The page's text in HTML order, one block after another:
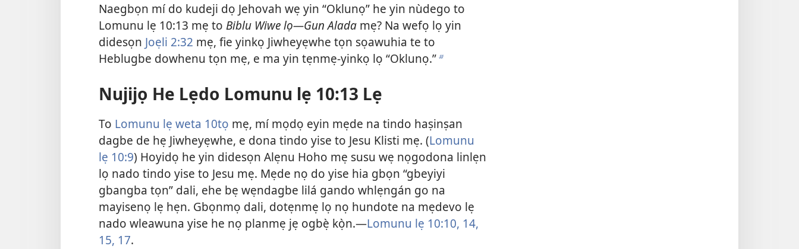
Naegbọn mí do kudeji dọ Jehovah wẹ yin “Oklunọ” he yin nùdego to
Lomunu lẹ 10:13 mẹ to Biblu Wiwe lọ—Gun Alada mẹ? Na wefọ lọ yin
didesọn Joẹli 2:32 mẹ, fie yinkọ Jiwheyẹwhe tọn sọawuhia te to
Heblugbe dowhenu tọn mẹ, e ma yin tẹnmẹ-yinkọ lọ “Oklunọ.”b
Nujijọ He Lẹdo Lomunu lẹ 10:13 Lẹ
To Lomunu lẹ weta 10tọ mẹ, mí mọdọ eyin mẹde na tindo haṣinṣan
dagbe de hẹ Jiwheyẹwhe, e dona tindo yise to Jesu Klisti mẹ. (Lomunu
lẹ 10:9) Hoyidọ he yin didesọn Alẹnu Hoho mẹ susu wẹ nọgodona linlẹn
lọ nado tindo yise to Jesu mẹ. Mẹde nọ do yise hia gbọn “gbeyiyi
gbangba tọn” dali, ehe bẹ wẹndagbe lilá gando whlẹngán go na
mayisenọ lẹ hẹn. Gbọnmọ dali, dotẹnmẹ lọ nọ hundote na mẹdevo lẹ
nado wleawuna yise he nọ planmẹ jẹ ogbẹ̀ kọ̀n.—Lomunu lẹ 10:10, 14,
15, 17.